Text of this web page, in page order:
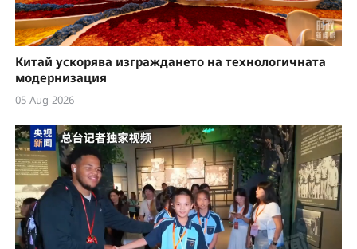
Китай ускорява изграждането на технологичната
модернизация
05-Aug-2026